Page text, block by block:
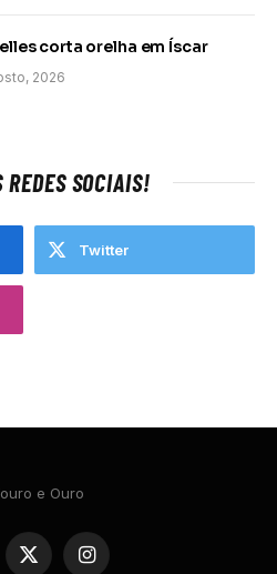
corta orelha em Íscar
2026
REDES SOCIAIS!
Twitter
X Instagram